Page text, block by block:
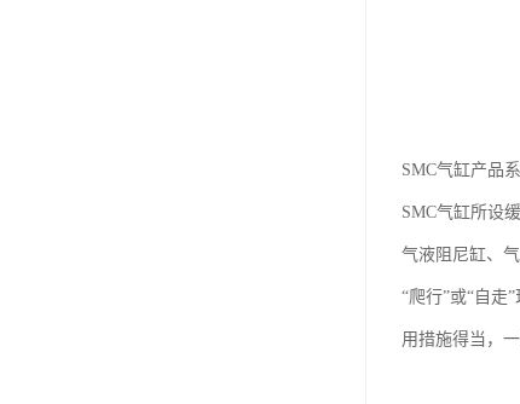
SMC气缸产品系
SMC气缸所设
气液阻尼缸、
“爬行”或“自走
用措施得当，